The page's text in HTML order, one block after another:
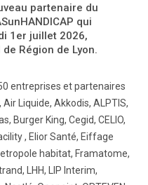
partenaire du
qui
1er juillet 2026,
Région de Lyon.
entreprises et partenaires
Liquide, Akkodis, ALPTIS,
Burger King, Cegid, CELIO,
, Elior Santé, Eiffage
habitat, Framatome,
LHH, LIP Interim,